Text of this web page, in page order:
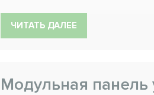
ЧИТАТЬ ДАЛЕЕ
Модульная панель